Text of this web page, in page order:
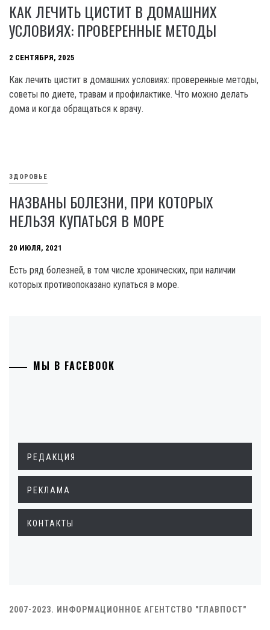
КАК ЛЕЧИТЬ ЦИСТИТ В ДОМАШНИХ
УСЛОВИЯХ: ПРОВЕРЕННЫЕ МЕТОДЫ
2 СЕНТЯБРЯ, 2025
Как лечить цистит в домашних условиях: проверенные методы,
советы по диете, травам и профилактике. Что можно делать
дома и когда обращаться к врачу.
ЗДОРОВЬЕ
НАЗВАНЫ БОЛЕЗНИ, ПРИ КОТОРЫХ
НЕЛЬЗЯ КУПАТЬСЯ В МОРЕ
20 ИЮЛЯ, 2021
Есть ряд болезней, в том числе хронических, при наличии
которых противопоказано купаться в море.
МЫ В FACEBOOK
РЕДАКЦИЯ
РЕКЛАМА
КОНТАКТЫ
2007-2023. ИНФОРМАЦИОННОЕ АГЕНТСТВО "ГЛАВПОСТ"